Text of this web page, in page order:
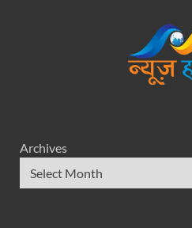
Archives